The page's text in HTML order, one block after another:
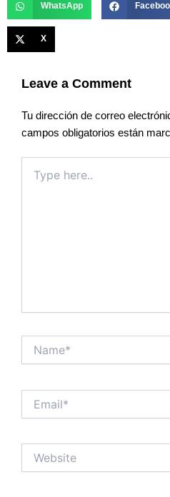
WhatsApp
X
Leave a Comment
Tu dirección de correo
campos obligatorios están
here..